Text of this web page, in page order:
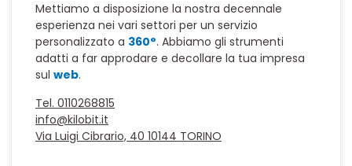
Mettiamo a disposizione la nostra decennale
esperienza nei vari settori per un servizio
personalizzato a 360°. Abbiamo gli strumenti
adatti a far approdare e decollare la tua impresa
sul web.
Tel. 0110268815
info@kilobit.it
Via Luigi Cibrario, 40 10144 TORINO